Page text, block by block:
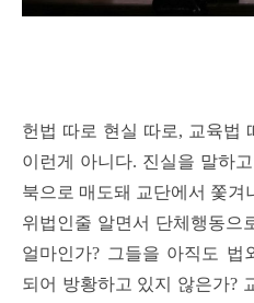
헌법 따로 현실 따로, 교육법
이런게 아니다. 진실을 말하
북으로 매도돼 교단에서 쫓겨
위법인줄 알면서 단체행동으
얼마인가? 그들을 아직도 법
되어 방황하고 있지 않은가?